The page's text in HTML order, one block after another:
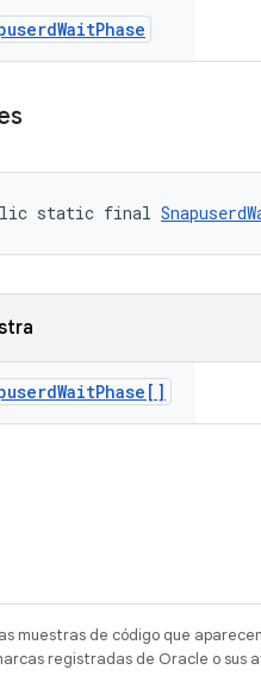
WaitPhase
static final
WaitPhase[]
muestras de código que
registradas de Oracle o sus